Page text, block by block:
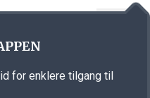
for enklere tilgang til